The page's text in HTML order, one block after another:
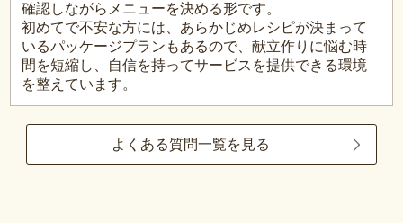
確認しながらメニューを決める形です。
初めてで不安な方には、あらかじめレシピが決まって
いるパッケージプランもあるので、献立作りに悩む時
間を短縮し、自信を持ってサービスを提供できる環境
を整えています。
よくある質問一覧を見る